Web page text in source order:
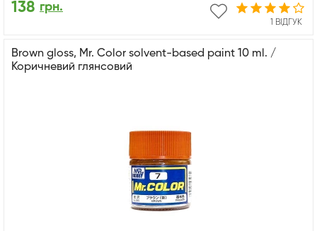
1 ВІДГУК
138 грн.
Brown gloss, Mr. Color solvent-based paint 10 ml. /
Коричневий глянсовий